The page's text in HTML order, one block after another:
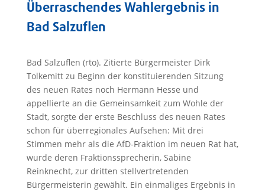
Überraschendes Wahlergebnis in
Bad Salzuflen
Bad Salzuflen (rto). Zitierte Bürgermeister Dirk
Tolkemitt zu Beginn der konstituierenden Sitzung
des neuen Rates noch Hermann Hesse und
appellierte an die Gemeinsamkeit zum Wohle der
Stadt, sorgte der erste Beschluss des neuen Rates
schon für überregionales Aufsehen: Mit drei
Stimmen mehr als die AfD-Fraktion im neuen Rat hat,
wurde deren Fraktionssprecherin, Sabine
Reinknecht, zur dritten stellvertretenden
Bürgermeisterin gewählt. Ein einmaliges Ergebnis in